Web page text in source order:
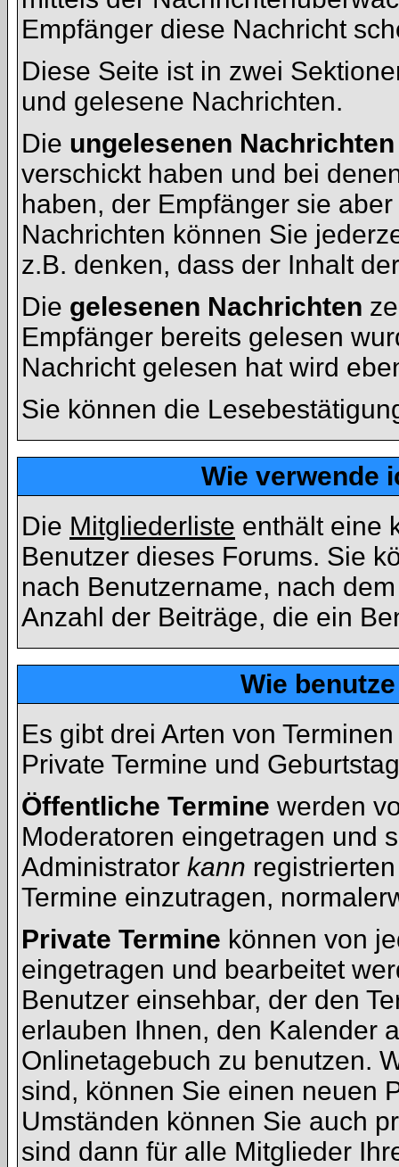
Empfänger diese Nachricht
Diese Seite ist in zwei
und gelesene Nachrichten.
Die ungelesenen Nachrichten
verschickt haben und bei
haben, der Empfänger sie
Nachrichten können Sie
z.B. denken, dass der Inhalt
Die gelesenen Nachrichten
Empfänger bereits gelesen
Nachricht gelesen hat wird
Sie können die
Wie verwende
Die Mitgliederliste enthält eine
Benutzer dieses Forums. Sie
nach Benutzername, nach
Anzahl der Beiträge, die ein
Wie
Es gibt drei Arten von
Private Termine und
Öffentliche Termine werden
Moderatoren eingetragen und
Administrator kann
Termine einzutragen,
Private Termine können von
eingetragen und bearbeitet
Benutzer einsehbar, der den
erlauben Ihnen, den Kalender
Onlinetagebuch zu benutzen.
sind, können Sie einen neuen
Umständen können Sie auch
sind dann für alle Mitglieder